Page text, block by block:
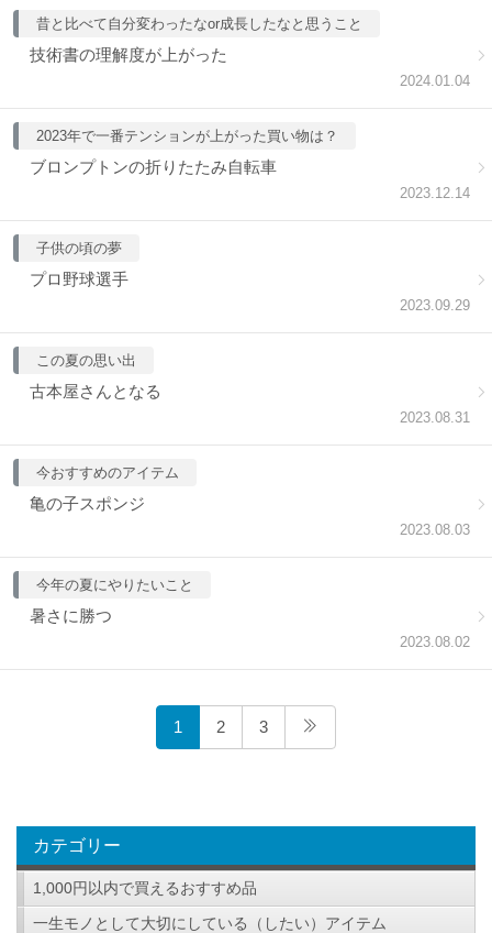
昔と比べて自分変わったなor成長したなと思うこと
2024.01.04
技術書の理解度が上がった
2023年で一番テンションが上がった買い物は？
2023.12.14
ブロンプトンの折りたたみ自転車
子供の頃の夢
2023.09.29
プロ野球選手
この夏の思い出
2023.08.31
古本屋さんとなる
今おすすめのアイテム
2023.08.03
亀の子スポンジ
今年の夏にやりたいこと
2023.08.02
暑さに勝つ
1 2 3
カテゴリー
1,000円以内で買えるおすすめ品
一生モノとして大切にしている（したい）アイテム